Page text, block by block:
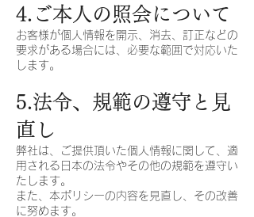
4.ご本人の照会について
お客様が個人情報を開示、消去、訂正などの
要求がある場合には、必要な範囲で対応いた
します。
5.法令、規範の遵守と見
直し
弊社は、ご提供頂いた個人情報に関して、適
用される日本の法令やその他の規範を遵守い
たします。
また、本ポリシーの内容を見直し、その改善
に努めます。